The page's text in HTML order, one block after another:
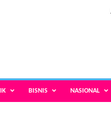
BISNIS NASIONAL